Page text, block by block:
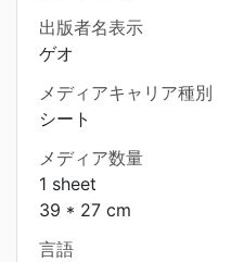
出版者名表示
ゲオ
メディアキャリア種別
シート
メディア数量
1 sheet
39 * 27 cm
言語